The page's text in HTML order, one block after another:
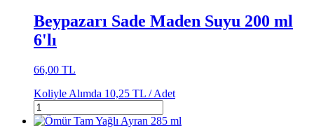
Beypazarı Sade Maden Suyu 200 ml
6'lı
66,00 TL
Koliyle Alımda 10,25 TL /Adet